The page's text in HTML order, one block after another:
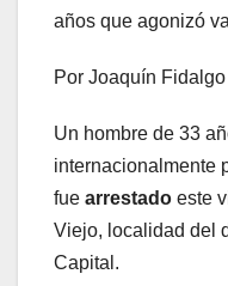
años que agonizó
Por Joaquín Fidalgo
Un hombre de 33
internacionalmente
fue arrestado este
Viejo, localidad del
Capital.